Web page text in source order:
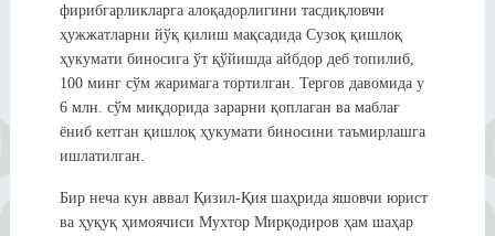
фирибгарликларга алоқадорлигини тасдиқловчи
ҳужжатларни йўқ қилиш мақсадида Сузоқ қишлоқ
ҳукумати биносига ўт қўйишда айбдор деб топилиб,
100 минг сўм жаримага тортилган. Тергов давомида у
6 млн. сўм миқдорида зарарни қоплаган ва маблағ
ёниб кетган қишлоқ ҳукумати биносини таъмирлашга
ишлатилган.
Бир неча кун аввал Қизил-Қия шаҳрида яшовчи юрист
ва ҳуқуқ ҳимоячиси Мухтор Мирқодиров ҳам шаҳар